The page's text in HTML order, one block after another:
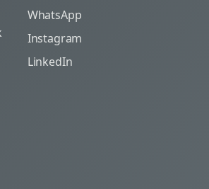
WhatsApp
Instagram
LinkedIn